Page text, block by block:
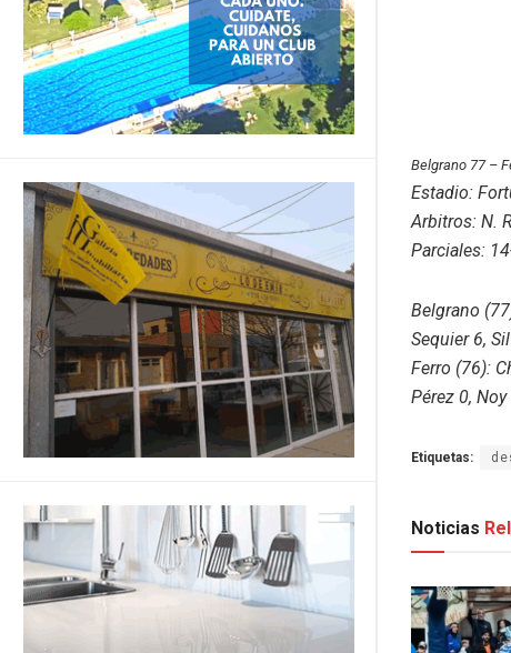
Belgrano 77 –
Estadio:
Arbitros: N.
Parciales:
Belgrano
Sequier 6,
Ferro (76):
Pérez 0,
Etiquetas:
Noticias